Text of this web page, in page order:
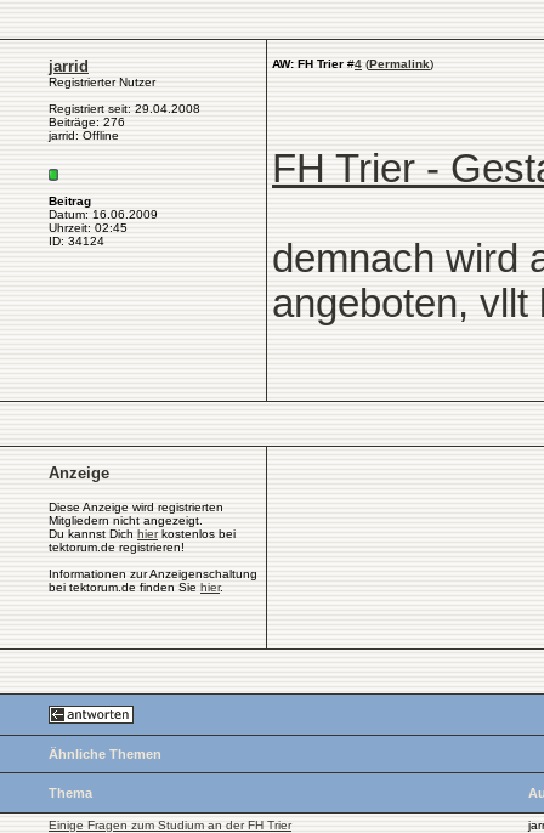
jarrid
Registrierter Nutzer
Registriert seit: 29.04.2008
Beiträge: 276
jarrid: Offline
Beitrag
Datum: 16.06.2009
Uhrzeit: 02:45
ID: 34124
AW: FH Trier #4 (Permalink)
FH Trier -
demnach wird
angeboten,
Anzeige
Diese Anzeige wird registrierten
Mitgliedern nicht angezeigt.
Du kannst Dich hierkostenlos bei
tektorum.de registrieren!
Informationen zur Anzeigenschaltung
bei tektorum.de finden Sie hier.
Ähnliche Themen
Thema
Einige Fragen zum Studium an der FH Trier